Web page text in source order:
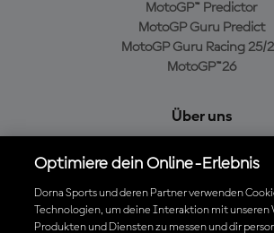
MotoGP™ Predictor
MotoGP Guru Predict
MotoGP Guru Racing 25/
MotoGP™26
Über uns
Cookie-Richtlinien
Geschäftsbedingungen
Datenschutzrichtlinien
Optimiere dein Online-Erlebnis
Dorna Sports und deren Partner verwenden
Technologien, um deine Interaktion mit unseren
Produkten und Diensten zu messen und dir